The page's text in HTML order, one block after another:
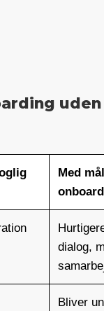
Med
dialog,
Bliver